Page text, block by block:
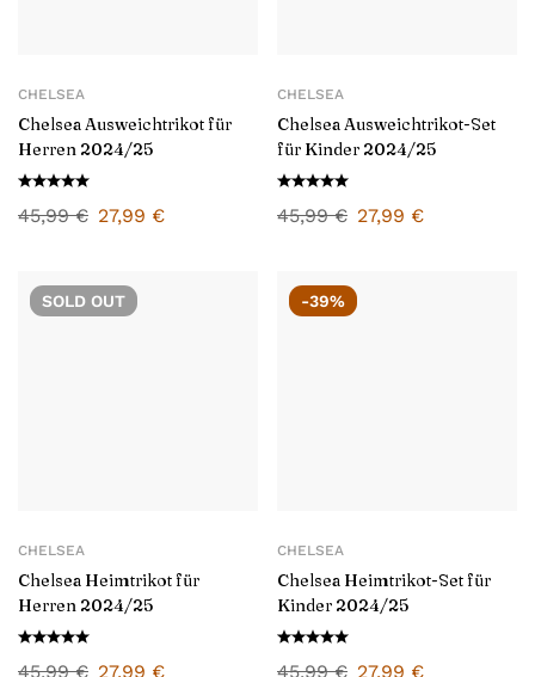
CHELSEA
Chelsea Ausweichtrikot für
Herren 2024/25
45,99€ 27,99 €
CHELSEA
Chelsea Ausweichtrikot-Set
für Kinder 2024/25
45,99€ 27,99 €
SOLD OUT
CHELSEA
Chelsea Heimtrikot für
Herren 2024/25
45,99€ 27,99 €
-39%
CHELSEA
Chelsea Heimtrikot-Set für
Kinder 2024/25
45,99€ 27,99 €